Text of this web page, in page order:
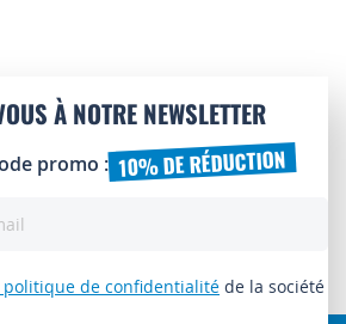
À NOTRE NEWSLETTER
promo : 10% DE RÉDUCTION
politique de confidentialité de la société